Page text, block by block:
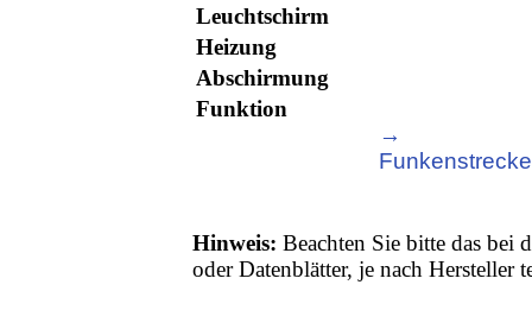
Leuchtschirm
Heizung
Abschirmung
Funktion
→
Funkenstrecke
Hinweis: Beachten Sie bitte das bei
oder Datenblätter, je nach Hersteller